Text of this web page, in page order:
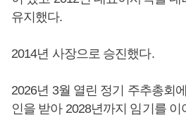
유지했다.
2014년 사장으로 승진했다.
2026년 3월 열린 정기 주추총회
인을 받아 2028년까지 임기를 이